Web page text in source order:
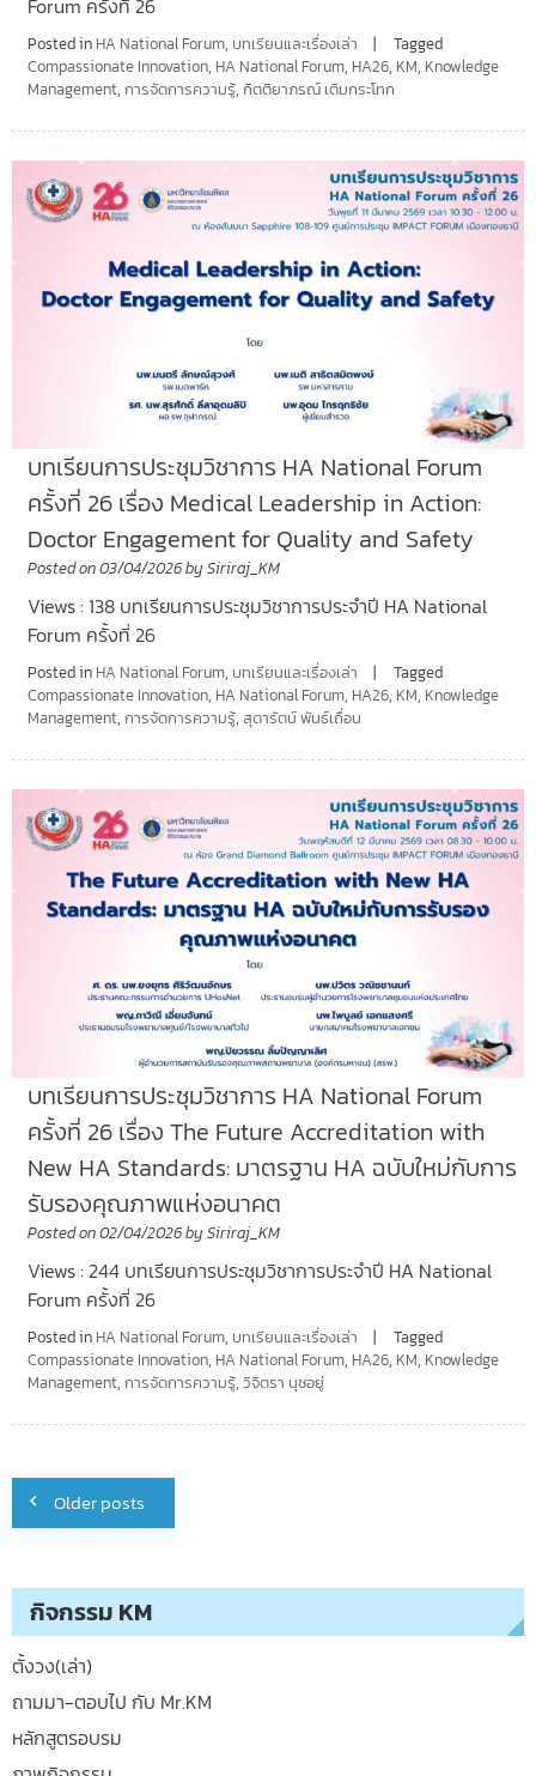
Forum ครั้งที่ 26
Posted in HA National Forum, บทเรียนและเรื่องเล่า
Tagged
Compassionate Innovation, HA National Forum, HA26, KM, Knowledge
Management, การจัดการความรู้, กิตติยาภรณ์ เติมกระโทก
บทเรียนการประชุมวิชาการ HA National Forum
ครั้งที่ 26 เรื่อง Medical Leadership in Action:
Doctor Engagement for Quality and Safety
Posted on03/04/2026by Siriraj_KM
Views : 138 บทเรียนการประชุมวิชาการประจำปี HA National
Forum ครั้งที่ 26
Posted in HA National Forum, บทเรียนและเรื่องเล่า
Tagged
Compassionate Innovation, HA National Forum, HA26, KM, Knowledge
Management, การจัดการความรู้, สุดารัตน์ พันธ์เถื่อน
บทเรียนการประชุมวิชาการ HA National Forum
ครั้งที่ 26 เรื่อง The Future Accreditation with
New HA Standards: มาตรฐาน HA ฉบับใหม่กับการ
รับรองคุณภาพแห่งอนาคต
Posted on02/04/2026by Siriraj_KM
Views : 244 บทเรียนการประชุมวิชาการประจำปี HA National
Forum ครั้งที่ 26
Posted in HA National Forum, บทเรียนและเรื่องเล่า
Tagged
Compassionate Innovation, HA National Forum, HA26, KM, Knowledge
Management, การจัดการความรู้, วิจิตรา นุชอยู่
Posts
navigation
Older posts
กิจกรรม KM
ตั้งวง(เล่า)
ถามมา-ตอบไป กับ Mr.KM
หลักสูตรอบรม